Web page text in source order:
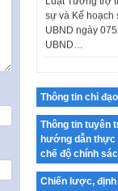
sự và Kế hoạch
UBND ngày
UBND…
thành phố Hà
Kế hoạch Tổ
chính luận về
tưởng của
Công bố công
phí xây dựng
Thông tin chỉ
Thông tin tuyên
hướng dẫn thực
chế độ chính
Chiến lược,